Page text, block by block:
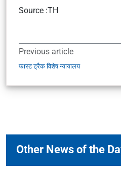
Source :TH
Previous article
फास्ट ट्रैक विशेष न्यायालय
Other News of the